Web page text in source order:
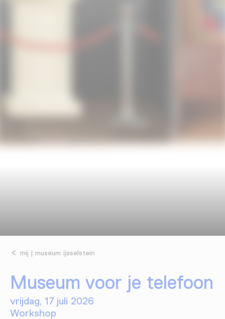
mij | museum ijsselstein
Museum voor je telefoon
vrijdag, 17 juli 2026
Workshop